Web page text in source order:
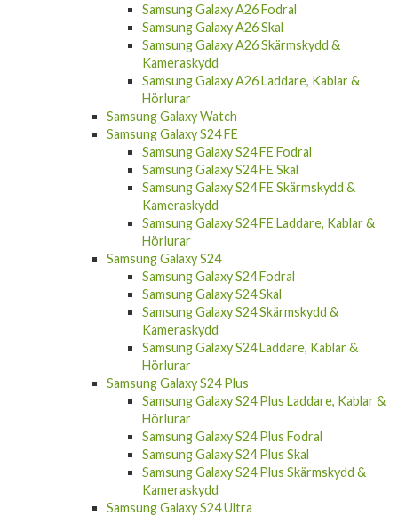
Samsung Galaxy A26 Fodral
Samsung Galaxy A26 Skal
Samsung Galaxy A26 Skärmskydd &
Kameraskydd
Samsung Galaxy A26 Laddare, Kablar &
Hörlurar
Samsung Galaxy Watch
Samsung Galaxy S24 FE
Samsung Galaxy S24 FE Fodral
Samsung Galaxy S24 FE Skal
Samsung Galaxy S24 FE Skärmskydd &
Kameraskydd
Samsung Galaxy S24 FE Laddare, Kablar &
Hörlurar
Samsung Galaxy S24
Samsung Galaxy S24 Fodral
Samsung Galaxy S24 Skal
Samsung Galaxy S24 Skärmskydd &
Kameraskydd
Samsung Galaxy S24 Laddare, Kablar &
Hörlurar
Samsung Galaxy S24 Plus
Samsung Galaxy S24 Plus Laddare, Kablar &
Hörlurar
Samsung Galaxy S24 Plus Fodral
Samsung Galaxy S24 Plus Skal
Samsung Galaxy S24 Plus Skärmskydd &
Kameraskydd
Samsung Galaxy S24 Ultra